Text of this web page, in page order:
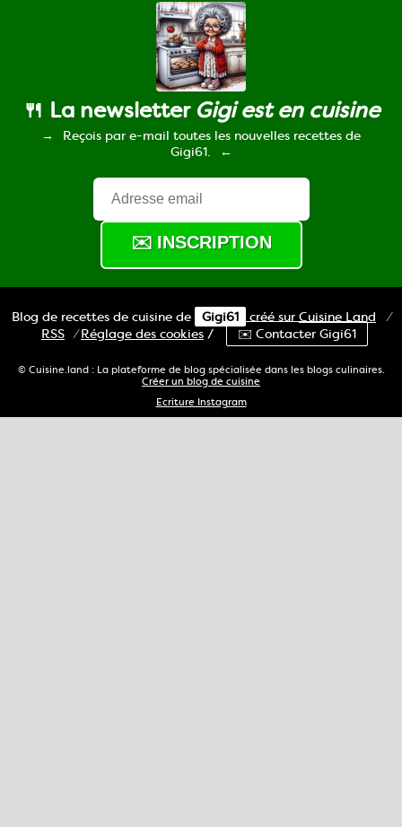
🍴 La newsletter Gigi est en cuisine
Reçois par e-mail toutes les nouvelles recettes de
Gigi61.
Blog de recettes de cuisine de Gigi61 créé sur Cuisine Land
⁄
RSS ⁄Réglage des cookies / ✉️ Contacter Gigi61
© Cuisine.land : La plateforme de blog spécialisée dans les blogs culinaires.
Créer un blog de cuisine
Ecriture Instagram